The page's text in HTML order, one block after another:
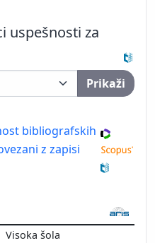
uspešnosti za
Prikaži
bibliografskih
z zapisi
Visoka šola